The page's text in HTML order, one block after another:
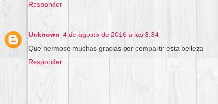
Responder
Unknown 4 de agosto de 2016 a las 3:34
Que hermoso muchas gracias por compartir esta belleza
Responder